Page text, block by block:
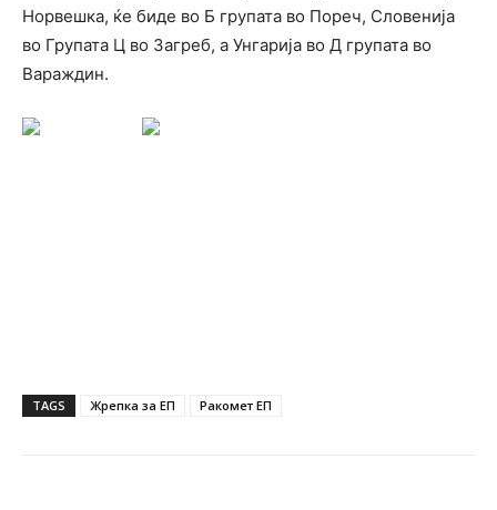
Норвешка, ќе биде во Б групата во Пореч, Словенија
во Групата Ц во Загреб, а Унгарија во Д групата во
Вараждин.
TAGS Жрепка за ЕП Ракомет ЕП